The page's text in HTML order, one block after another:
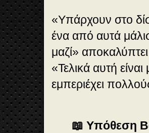
«Υπάρχουν στο
ένα από αυτά
μαζί»
«Τελικά αυτή
εμπεριέχει
📖 Υπόθεση